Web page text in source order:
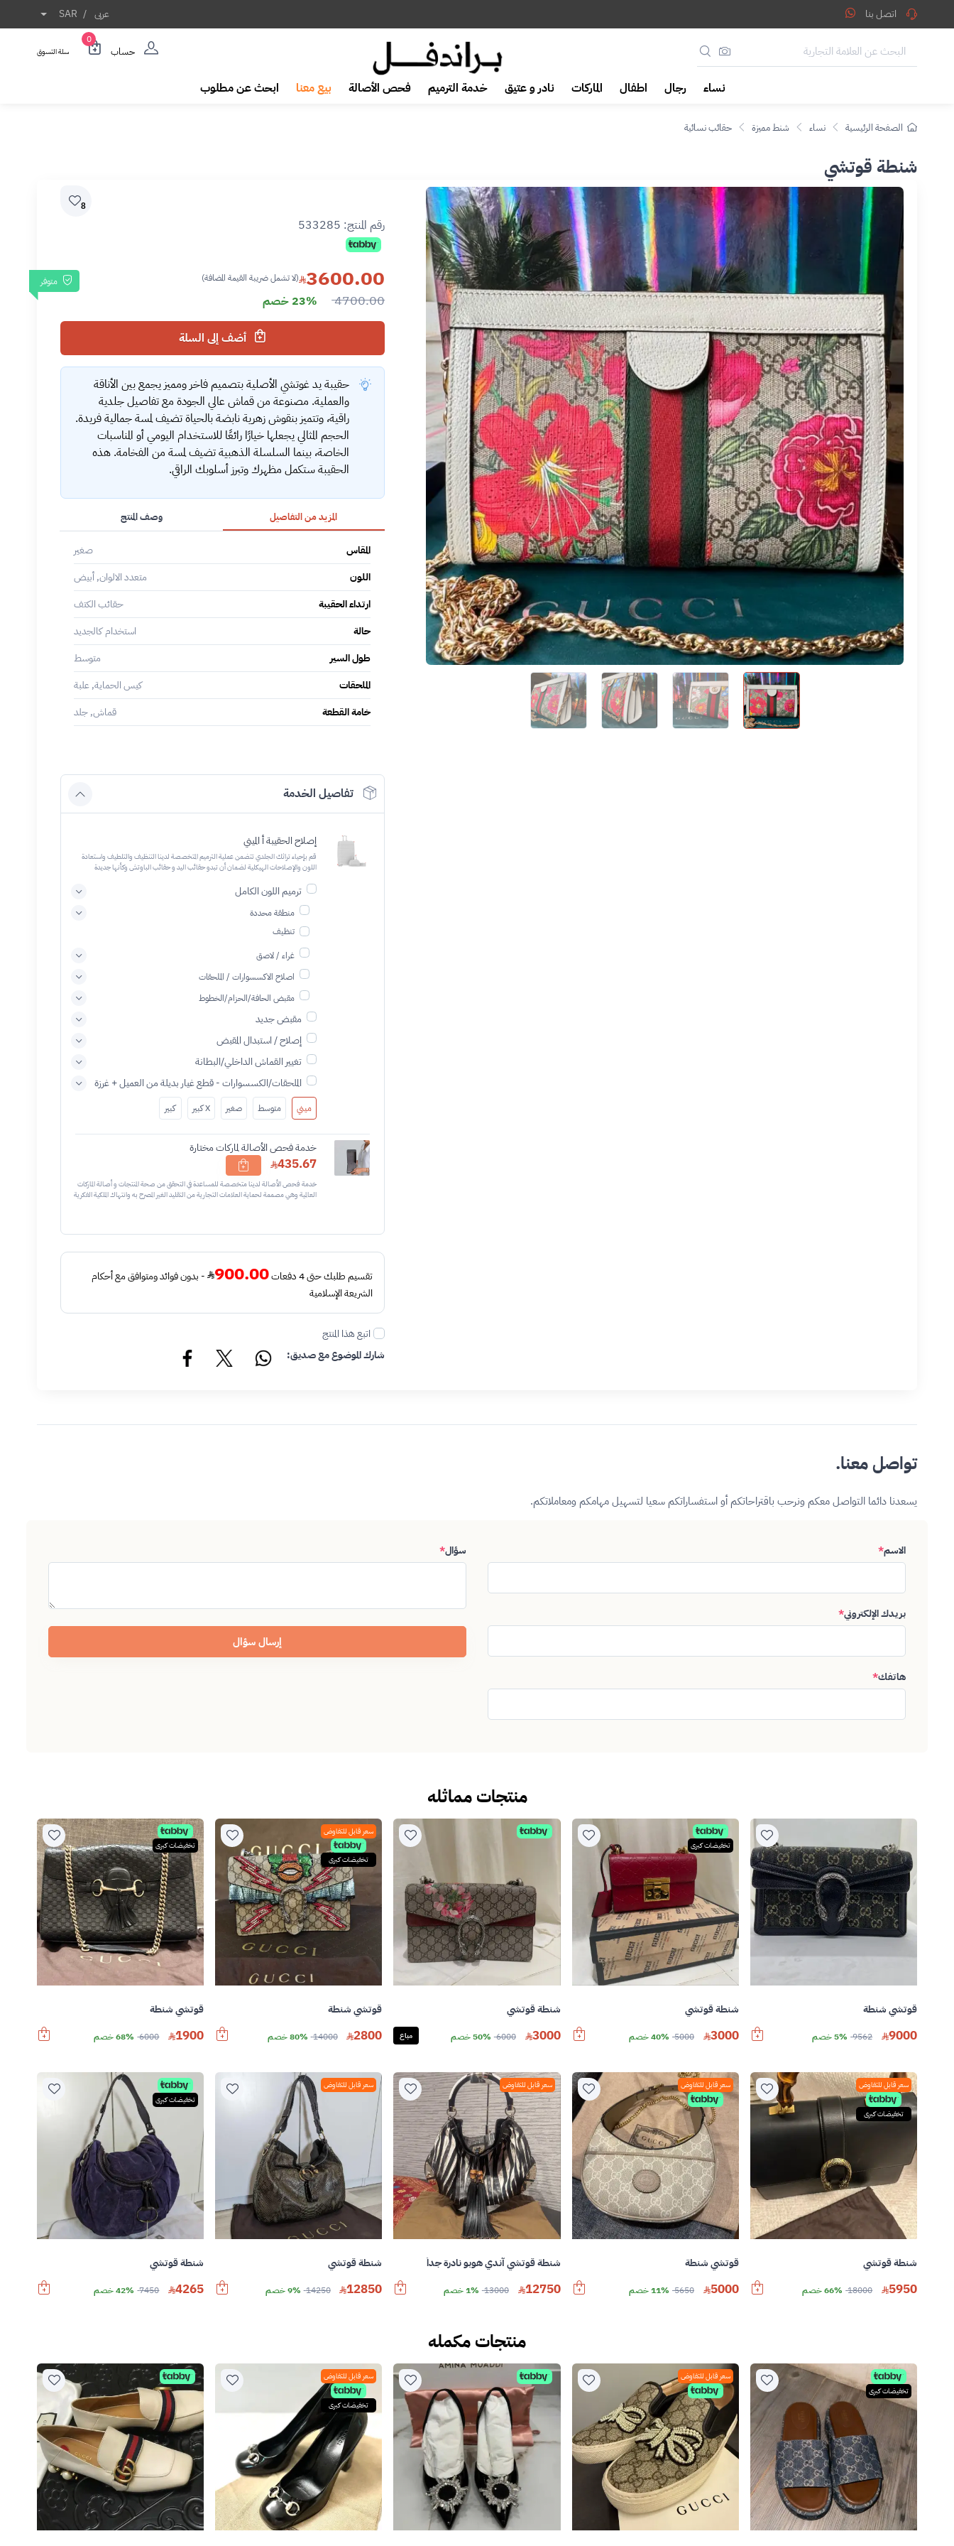
اتصل بنا عربى /
SAR
حساب
0
سلة التسوق
نساء رجال اطفال الماركات نادر و عتيق خدمة الترميم فحص الأصالة بيع معنا ابحث عن مطلوب
الصفحة الرئيسية نساء شنط مميزة حقائب نسائية
شنطة قوتشي
8
رقم المنتج: 533285
متوفر 3600.00 (لا تشمل ضريبة القيمة المضافة)
4700.00 23% خصم
أضف إلى السلة
حقيبة يد غوتشي الأصلية بتصميم فاخر ومميز يجمع بين الأناقة
والعملية. مصنوعة من قماش عالي الجودة مع تفاصيل جلدية
راقية، وتتميز بنقوش زهرية نابضة بالحياة تضيف لمسة جمالية فريدة.
الحجم المثالي يجعلها خيارًا رائعًا للاستخدام اليومي أو المناسبات
الخاصة، بينما السلسلة الذهبية تضيف لمسة من الفخامة. هذه
الحقيبة ستكمل مظهرك وتبرز أسلوبك الراقي.
المزيد من التفاصيل
المقاس
صغير
اللون
متعدد الالوان, أبيض
ارتداء الحقيبة
حقائب الكتف
حالة
استخدام كالجديد
طول السير
متوسط
الملحقات
كيس الحماية, علبة
خامة القطعة
قماش, جلد
وصف المنتج
تفاصيل الخدمة
إصلاح الحقيبة أ الميني
قم بإحياء تراثك الجلدي تتضمن عملية الترميم المتخصصة لدينا التنظيف والتلطيف واستعادة
اللون والإصلاحات الهيكلية لضمان أن تبدو حقائب اليد و حقائب الباوتش وكأنها جديدة
ترميم اللون الكامل
منطقة محددة
تنظيف
غراء / لاصق
اصلاح الاكسسوارات / الملحقات
مقبض الحافة/الحزام/الخطوط
مقبض جديد
إصلاح / استبدال المقبض
تغيير القماش الداخلي/البطانة
الملحقات/الكسسوارات - قطع غيار بديلة من العميل + غرزة
ميني متوسط صغير X كبير كبير
خدمة فحص الأصالة لماركات مختارة
435.67
خدمة فحص الأصالة لدينا متخصصة للمساعدة في التحقق من صحة المنتجات و أصالة الماركات
العالمية وهي مصممة لحماية العلامات التجارية من التقليد الغير المصرح به وانتهاك الملكية الفكرية
داخلي في القطعه
تقسيم طلبك حتى 4 دفعات 900.00 - بدون فوائد ومتوافق مع أحكام
الشريعة الإسلامية
اتبع هذا المنتج
شارك الموضوع مع صديق:
تواصل معنا.
يسعدنا دائما التواصل معكم ونرحب باقتراحاتكم أو استفساراتكم سعيا لتسهيل مهامكم ومعاملاتكم.
الاسم*
بريدك الإلكتروني*
هاتفك*
سؤال*
إرسال سؤال
منتجات مماثله
قوتشي شنطة
9000
9562 5% خصم
تخفيضات كبرى
شنطة قوتشي
3000
5000 40% خصم
شنطة قوتشي
3000
6000 50% خصم مباع
سعر قابل للتفاوض
تخفيضات كبرى
قوتشي شنطة
2800
14000 80% خصم
تخفيضات كبرى
قوتشي شنطة
1900
6000 68% خصم
سعر قابل للتفاوض
تخفيضات كبرى
شنطة قوتشي
5950
18000 66% خصم
سعر قابل للتفاوض
قوتشي شنطة
5000
5650 11% خصم
سعر قابل للتفاوض
شنطة قوتشي آندي هوبو نادرة جداً
12750
13000 1% خصم
سعر قابل للتفاوض
شنطة قوتشي
12850
14250 9% خصم
تخفيضات كبرى
شنطة قوتشي
4265
7450 42% خصم
منتجات مكمله
تخفيضات كبرى
سعر قابل للتفاوض سعر قابل للتفاوض
تخفيضات كبرى